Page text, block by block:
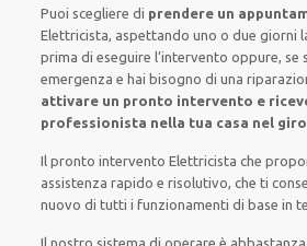
Puoi scegliere di prendere un
Elettricista, aspettandouno o due giorni
prima dieseguire l’intervento oppure, se
emergenza e hai bisogno diuna
attivare un pronto intervento e
professionista nella tua casa nel giro
Il pronto intervento Elettricistache
assistenza rapido e risolutivo, che ti
nuovodi tutti i funzionamenti di base in
Il nostro sistema di operare è